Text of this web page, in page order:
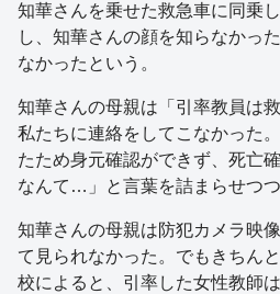
知華さんを乗せた救急車に同乗
し、知華さんの顔を知らなかっ
なかったという。
知華さんの母親は「引率教員は
私たちに連絡をしてこなかった
たため身元確認ができず、死亡
なんて…」と言葉を詰まらせつつ
知華さんの母親は防犯カメラ映
て見られなかった。でもきちん
校によると、引率した女性教師